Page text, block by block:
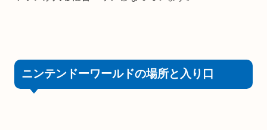
ニンテンドーワールドの場所と入り口